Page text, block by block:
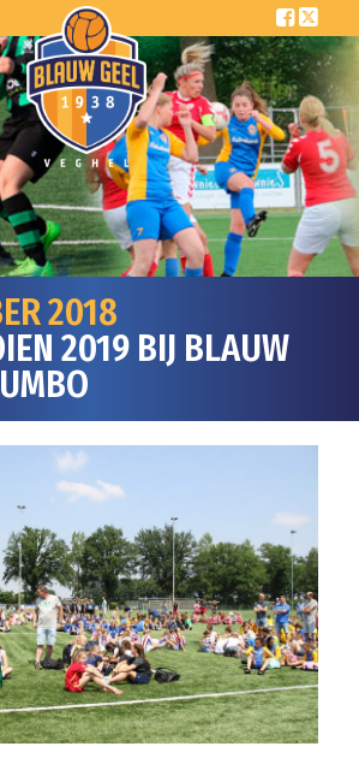
2018
2019 BIJ BLAUW